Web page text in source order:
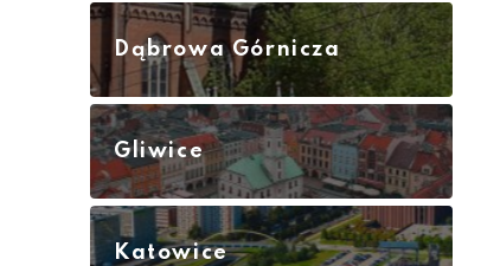
Dąbrowa Górnicza
Gliwice
Katowice